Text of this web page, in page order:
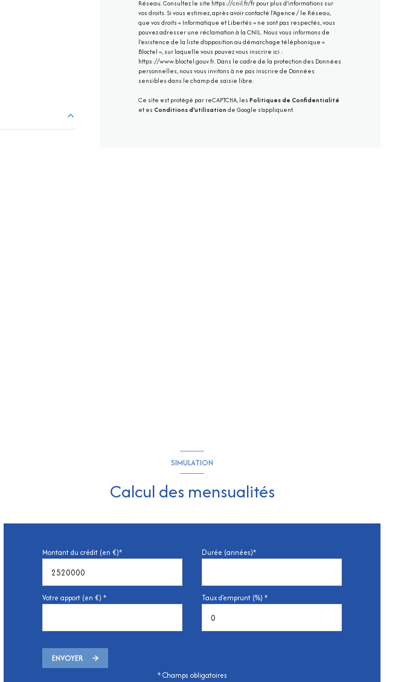
Réseau. Consultez le site https://cnil.fr/frpour plus d’informations sur
vos droits. Si vous estimez, après avoir contacté l'Agence / le Réseau,
que vos droits « Informatique et Libertés » ne sont pas respectés, vous
pouvez adresser une réclamation à la CNIL. Nous vous informons de
l’existence de la liste d'opposition au démarchage téléphonique «
Bloctel », sur laquelle vous pouvez vous inscrire ici :
https://www.bloctel.gouv.fr. Dans le cadre de la protection des Données
personnelles, nous vous invitons à ne pas inscrire de Données
sensibles dans le champ de saisie libre.
Ce site est protégé par reCAPTCHA, les Politiques de Confidentialité
et es Conditions d'utilisation de Google s'appliquent.
SIMULATION
Calcul des mensualités
Montant du crédit (en €)* Durée (années)*
Votre apport (en €) * Taux d'emprunt (%) *
ENVOYER
* Champs obligatoires